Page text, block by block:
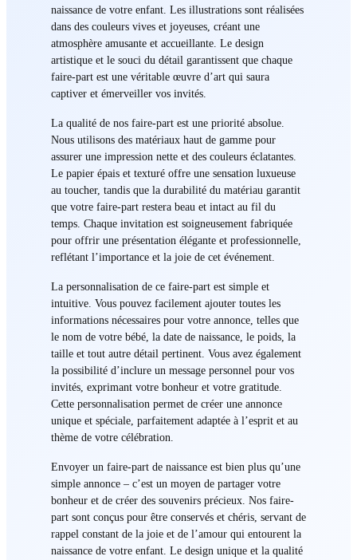
naissance de votre enfant. Les illustrations sont réalisées
dans des couleurs vives et joyeuses, créant une
atmosphère amusante et accueillante. Le design
artistique et le souci du détail garantissent que chaque
faire-part est une véritable œuvre d’art qui saura
captiver et émerveiller vos invités.
La qualité de nos faire-part est une priorité absolue.
Nous utilisons des matériaux haut de gamme pour
assurer une impression nette et des couleurs éclatantes.
Le papier épais et texturé offre une sensation luxueuse
au toucher, tandis que la durabilité du matériau garantit
que votre faire-part restera beau et intact au fil du
temps. Chaque invitation est soigneusement fabriquée
pour offrir une présentation élégante et professionnelle,
reflétant l’importance et la joie de cet événement.
La personnalisation de ce faire-part est simple et
intuitive. Vous pouvez facilement ajouter toutes les
informations nécessaires pour votre annonce, telles que
le nom de votre bébé, la date de naissance, le poids, la
taille et tout autre détail pertinent. Vous avez également
la possibilité d’inclure un message personnel pour vos
invités, exprimant votre bonheur et votre gratitude.
Cette personnalisation permet de créer une annonce
unique et spéciale, parfaitement adaptée à l’esprit et au
thème de votre célébration.
Envoyer un faire-part de naissance est bien plus qu’une
simple annonce – c’est un moyen de partager votre
bonheur et de créer des souvenirs précieux. Nos faire-
part sont conçus pour être conservés et chéris, servant de
rappel constant de la joie et de l’amour qui entourent la
naissance de votre enfant. Le design unique et la qualité